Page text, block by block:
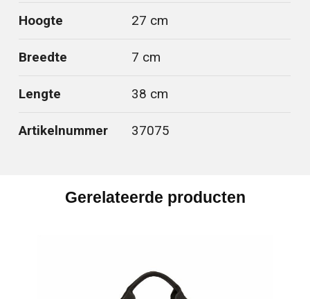
Hoogte 27 cm
Breedte 7 cm
Lengte 38 cm
Artikelnummer 37075
Gerelateerde producten